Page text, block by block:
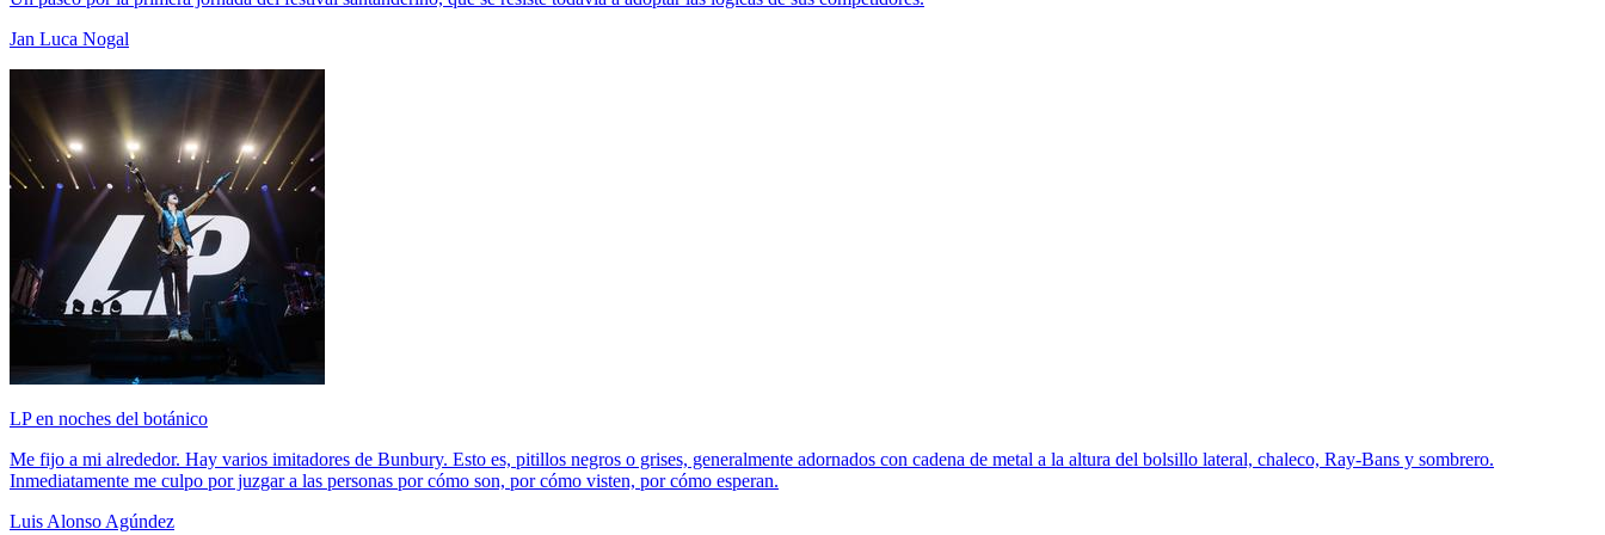
Jan Luca Nogal
LP en noches del botánico
Me fijo a mi alrededor. Hay varios imitadores de Bunbury. Esto es, pitillos negros o grises, generalmente adornados con cadena de metal a la altura del bolsillo lateral, chaleco, Ray-Bans y sombrero.
Inmediatamente me culpo por juzgar a las personas por cómo son, por cómo visten, por cómo esperan.
Luis Alonso Agúndez